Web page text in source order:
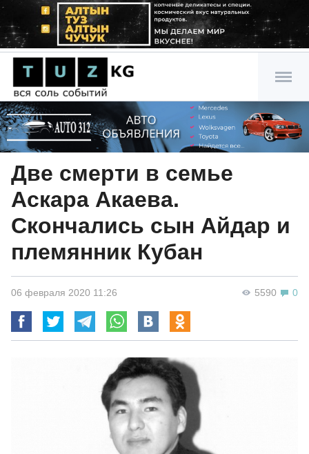
Две смерти в семье
Аскара Акаева.
Скончались сын Айдар и
племянник Кубан
5590 0
06 февраля 2020 11:26